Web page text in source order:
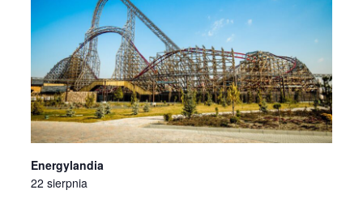
Energylandia
22 sierpnia